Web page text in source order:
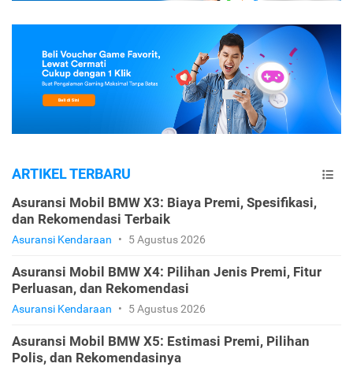
ARTIKEL TERBARU
Asuransi Mobil BMW X3: Biaya Premi, Spesifikasi,
dan Rekomendasi Terbaik
Asuransi Kendaraan • 5 Agustus 2026
Asuransi Mobil BMW X4: Pilihan Jenis Premi, Fitur
Perluasan, dan Rekomendasi
Asuransi Kendaraan • 5 Agustus 2026
Asuransi Mobil BMW X5: Estimasi Premi, Pilihan
Polis, dan Rekomendasinya